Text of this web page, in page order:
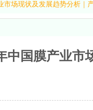
市场现状及发展趋势分析｜
中国膜产业市